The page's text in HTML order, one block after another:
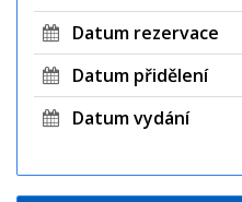
Datum rezervace
Datum přidělení
Datum vydání